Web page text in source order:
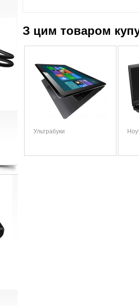
З цим товаром
Ультрабуки